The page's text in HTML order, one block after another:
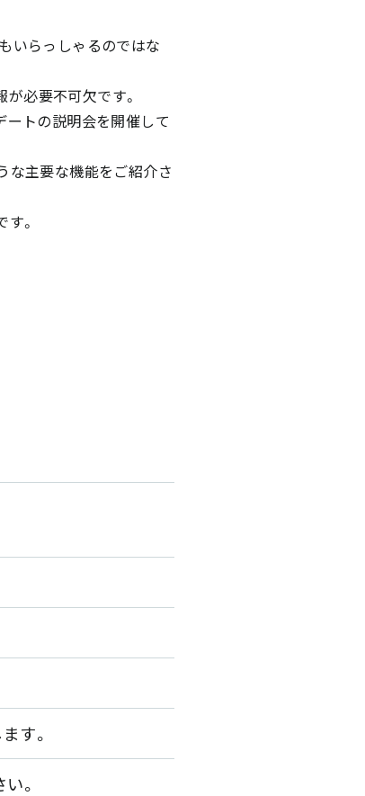
いらっしゃるのではな
必要不可欠です。
ートの説明会を開催して
な主要な機能をご紹介さ
。
す。
。